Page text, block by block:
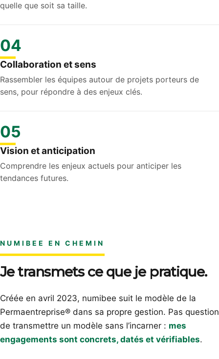
quelle que soit sa taille.
04
Collaboration et sens
Rassembler les équipes autour de projets porteurs de
sens, pour répondre à des enjeux clés.
05
Vision et anticipation
Comprendre les enjeux actuels pour anticiper les
tendances futures.
NUMIBEE EN CHEMIN
Je transmets ce que je pratique.
Créée en avril 2023, numibee suit le modèle de la
Permaentreprise® dans sa propre gestion. Pas question
de transmettre un modèle sans l’incarner : mes
engagements sont concrets, datés et vérifiables.